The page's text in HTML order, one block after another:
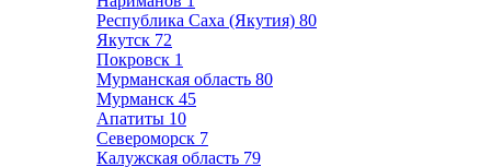
Республика Саха (Якутия) 80
Якутск 72
Покровск 1
Мурманская область 80
Мурманск 45
Апатиты 10
Североморск 7
Калужская область 79